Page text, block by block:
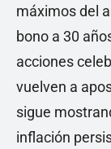
máximos del
bono a 30
acciones
vuelven a
sigue
inflación